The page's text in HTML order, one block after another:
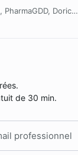
PharmaGDD, Doric…
de 30 min.